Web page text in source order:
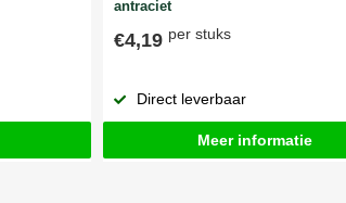
antraciet
€4,19 per stuks
Direct leverbaar
Meer informatie